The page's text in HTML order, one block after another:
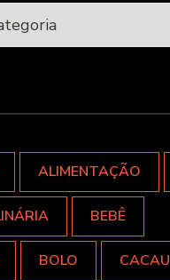
ALIMENTAÇÃO
BEBÊ
BOLO CACAU